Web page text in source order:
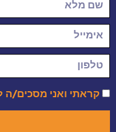
קראתי ואני מסכים/ה